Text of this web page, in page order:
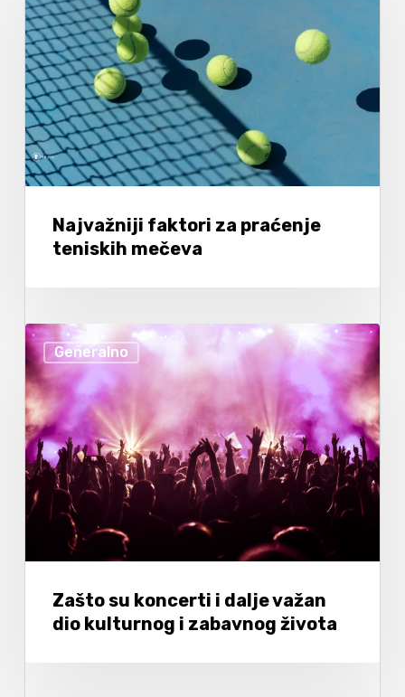
Najvažniji faktori za praćenje
teniskih mečeva
Generalno
Zašto su koncerti i dalje važan
dio kulturnog i zabavnog života